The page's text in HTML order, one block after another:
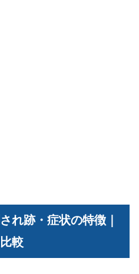
れ跡・症状の特徴｜
較